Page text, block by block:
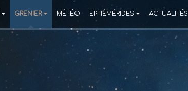
GRENIER MÉTÉO EPHÉMÉRIDES ACTUALITÉS